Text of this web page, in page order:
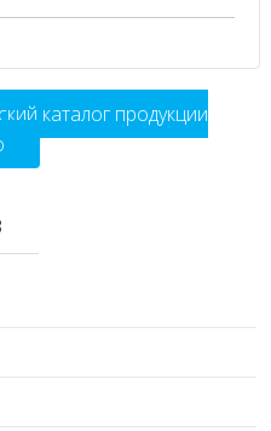
каталог продукции